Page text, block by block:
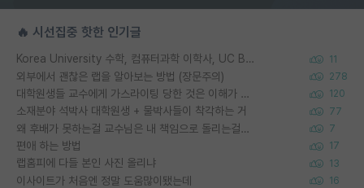
🔥 시선집중 핫한 인기글
Korea University 수학, 컴퓨터과학 이학사, UC Berkeley 산업공학 대학원 공학박사가 되는 것은 쉽지 않겠죠? 11
외부에서 괜찮은 랩을 알아보는 방법 (장문주의) 278
대학원생들 교수에게 가스라이팅 당한 것은 이해가 갑니다. 안타깝네요. 120
소재분야 석박사 대학원생 + 물박사들이 착각하는 거 77
왜 후배가 못하는걸 교수님은 내 책임으로 돌리는걸까요? 7
편애 하는 방법 17
랩홈피에 다들 본인 사진 올리냐 13
이사이트가 처음엔 정말 도움많이됐는데 16